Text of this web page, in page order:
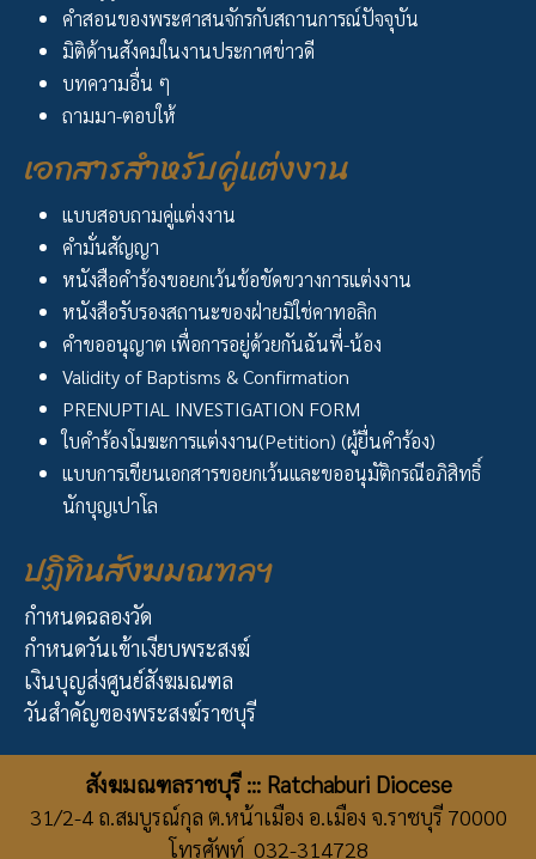
คำสอนของพระศาสนจักรกับสถานการณ์ปัจจุบัน
มิติด้านสังคมในงานประกาศข่าวดี
บทความอื่น ๆ
ถามมา-ตอบให้
เอกสารสำหรับคู่แต่งงาน
แบบสอบถามคู่แต่งงาน
คำมั่นสัญญา
หนังสือคำร้องขอยกเว้นข้อขัดขวางการแต่งงาน
หนังสือรับรองสถานะของฝ่ายมิใช่คาทอลิก
คำขออนุญาต เพื่อการอยู่ด้วยกันฉันพี่-น้อง
Validity of Baptisms & Confirmation
PRENUPTIAL INVESTIGATION FORM
ใบคำร้องโมฆะการแต่งงาน(Petition) (ผู้ยื่นคำร้อง)
แบบการเขียนเอกสารขอยกเว้นและขออนุมัติกรณีอภิสิทธิ์
นักบุญเปาโล
ปฏิทินสังฆมณฑลฯ
กำหนดฉลองวัด
กำหนดวันเข้าเงียบพระสงฆ์
เงินบุญส่งศูนย์สังฆมณฑล
วันสำคัญของพระสงฆ์ราชบุรี
สังฆมณฑลราชบุรี ::: Ratchaburi Diocese
31/2-4 ถ.สมบูรณ์กุล ต.หน้าเมือง อ.เมือง จ.ราชบุรี 70000
โทรศัพท์ 032-314728